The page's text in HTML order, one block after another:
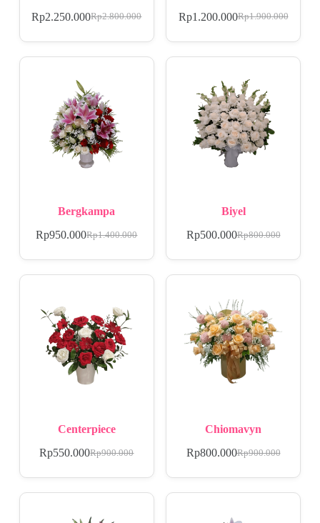
Rp2.800.000
Rp2.250.000 Rp1.900.000
Rp1.200.000
Bergkampa
Rp1.400.000
Rp950.000
Biyel
Rp800.000
Rp500.000
Centerpiece
Rp900.000
Rp550.000
Chiomavyn
Rp900.000
Rp800.000